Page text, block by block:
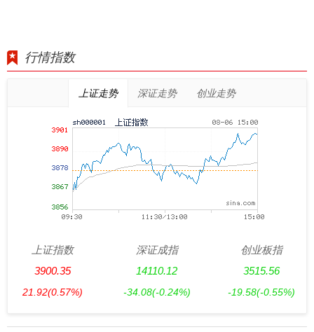
行情指数
上证走势 深证走势 创业走势
上证指数
3900.35
21.92(0.57%)
深证成指
14110.12
-34.08(-0.24%)
创业板指
3515.56
-19.58(-0.55%)